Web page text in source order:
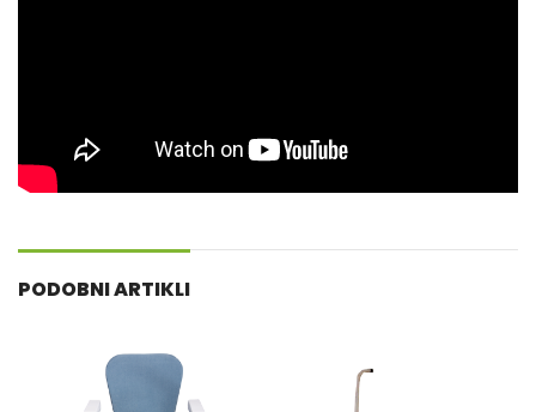
PODOBNI ARTIKLI